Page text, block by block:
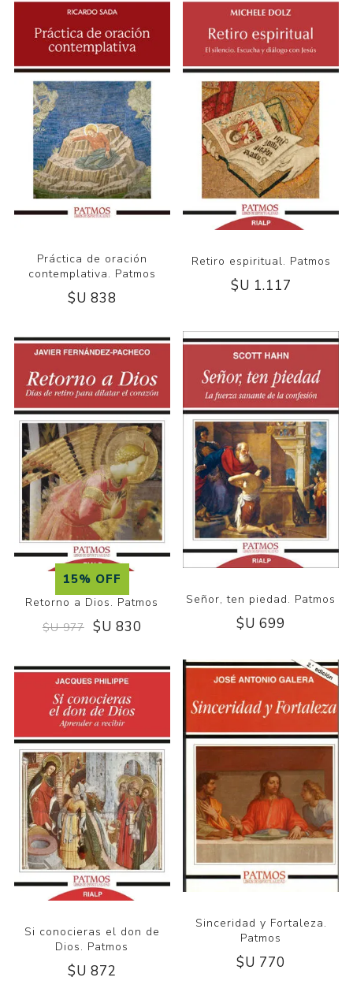
Práctica de oración
contemplativa. Patmos
$U 838
Retiro espiritual. Patmos
$U 1.117
15% OFF
Retorno a Dios. Patmos
$U 977 $U 830
Señor, ten piedad. Patmos
$U 699
Si conocieras el don de
Dios. Patmos
$U 872
Sinceridad y Fortaleza.
Patmos
$U 770